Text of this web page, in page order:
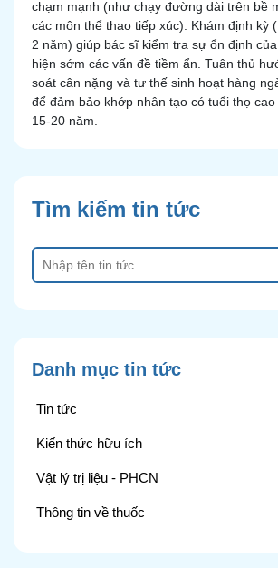
chạm mạnh (như chạy đường dài trên bề
các môn thể thao tiếp xúc). Khám định kỳ
2 năm) giúp bác sĩ kiểm tra sự ổn định
hiện sớm các vấn đề tiềm ẩn. Tuân thủ
soát cân nặng và tư thế sinh hoạt hàng
để đảm bảo khớp nhân tạo có tuổi thọ
15-20 năm.
Tìm kiếm tin tức
Danh mục tin tức
Tin tức
Kiến thức hữu ích
Vật lý trị liệu - PHCN
Thông tin về thuốc